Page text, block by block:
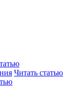
Читать статью